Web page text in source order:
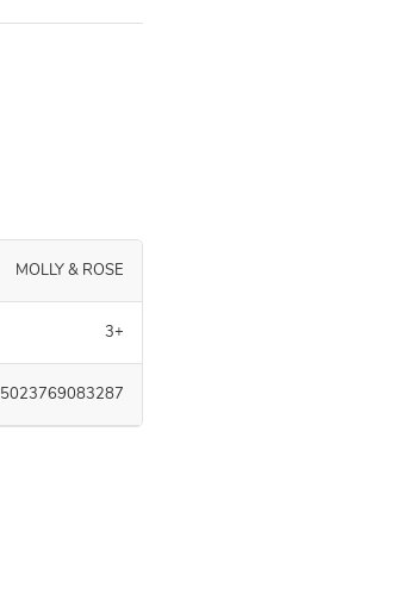
MOLLY & ROSE
3+
5023769083287